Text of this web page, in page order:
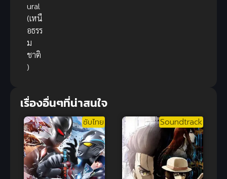
ural
(เหนื
อธรร
ม
ชาติ
)
เรื่องอื่นๆที่น่าสนใจ
ซับไทย Soundtrack